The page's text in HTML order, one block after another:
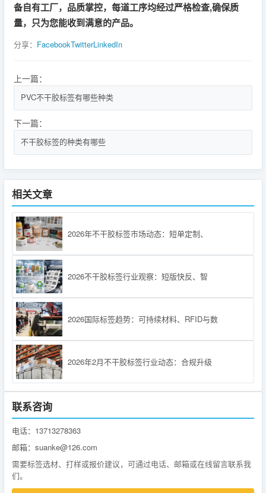
备自有工厂，品质掌控，每道工序均经过严格检查,确保质
量，只为您能收到满意的产品。
分享： FacebookTwitterLinkedIn
上一篇：
PVC不干胶标签有哪些种类
下一篇：
不干胶标签的种类有哪些
相关文章
2026年不干胶标签市场动态：短单定制、
2026不干胶标签行业观察：短版快反、智
2026国际标签趋势：可持续材料、RFID与数
2026年2月不干胶标签行业动态：合规升级
联系咨询
电话：13713278363
邮箱：suanke@126.com
需要标签选材、打样或报价建议，可通过电话、邮箱或在线留言联系我
们。